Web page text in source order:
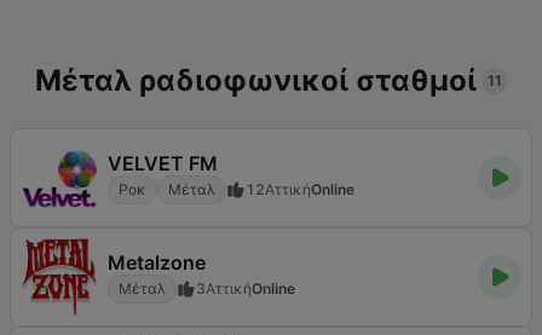
Μέταλ ραδιοφωνικοί σταθμοί 11
VELVET FM
Ροκ Μέταλ 12ΑττικήOnline
Metalzone
Μέταλ 3ΑττικήOnline